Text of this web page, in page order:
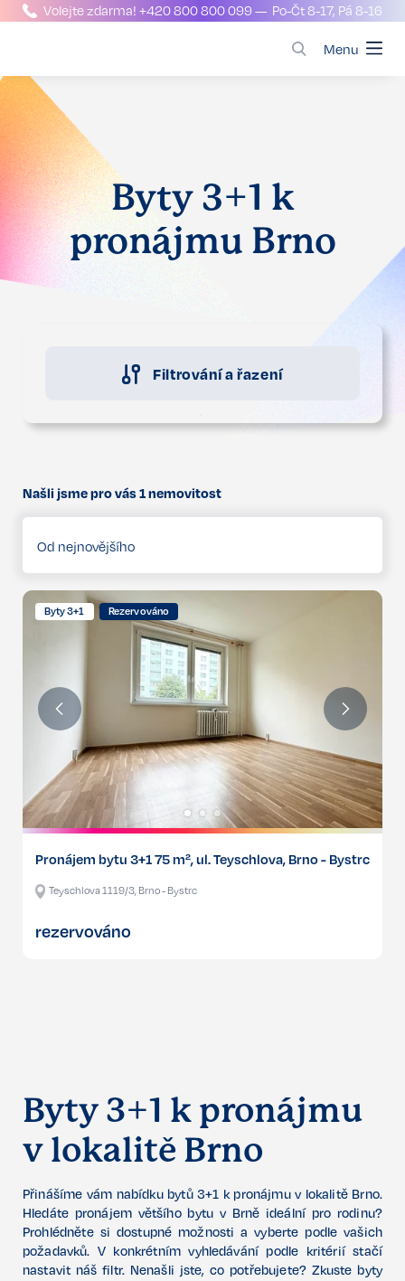
Volejte zdarma!+420 800 800 099— Po-Čt 8-17, Pá 8-16
Menu
Byty 3+1 k
pronájmu Brno
Filtrování a řazení
Našli jsme pro vás1nemovitost
Od nejnovějšího
Byty 3+1 Rezervováno
Pronájem bytu 3+1 75 m², ul. Teyschlova, Brno - Bystrc
Teyschlova 1119/3, Brno - Bystrc
rezervováno
Byty 3+1 k pronájmu
v lokalitě Brno
Přinášíme vám nabídku bytů 3+1 k pronájmu v lokalitě Brno.
Hledáte pronájem většího bytu v Brně ideální pro rodinu?
Prohlédněte si dostupné možnosti a vyberte podle vašich
požadavků. V konkrétním vyhledávání podle kritérií stačí
nastavit náš filtr. Nenašli jste, co potřebujete? Zkuste byty